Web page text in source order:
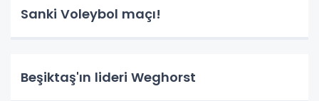
Sanki Voleybol maçı!
Beşiktaş'ın lideri Weghorst